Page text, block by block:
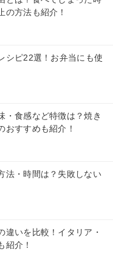
の方法も紹介！
シピ22選！お弁当にも使
・食感など特徴は？焼き
おすすめも紹介！
法・時間は？失敗しない
違いを比較！イタリア・
紹介！